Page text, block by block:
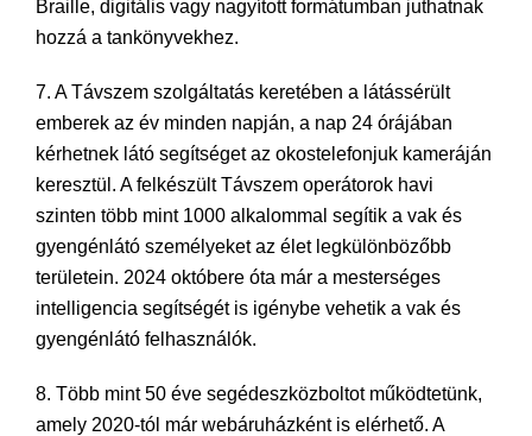
Braille, digitális vagy nagyított formátumban juthatnak
hozzá a tankönyvekhez.
7. A Távszem szolgáltatás keretében a látássérült
emberek az év minden napján, a nap 24 órájában
kérhetnek látó segítséget az okostelefonjuk kameráján
keresztül. A felkészült Távszem operátorok havi
szinten több mint 1000 alkalommal segítik a vak és
gyengénlátó személyeket az élet legkülönbözőbb
területein. 2024 októbere óta már a mesterséges
intelligencia segítségét is igénybe vehetik a vak és
gyengénlátó felhasználók.
8. Több mint 50 éve segédeszközboltot működtetünk,
amely 2020-tól már webáruházként is elérhető. A